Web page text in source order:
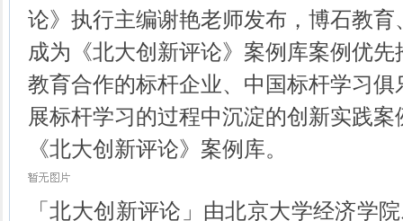
论》执行主编谢艳老师发布，博石教
成为《北大创新评论》案例库案例优
教育合作的标杆企业、中国标杆学习
展标杆学习的过程中沉淀的创新实践
《北大创新评论》案例库。
「北大创新评论」由北京大学经济学